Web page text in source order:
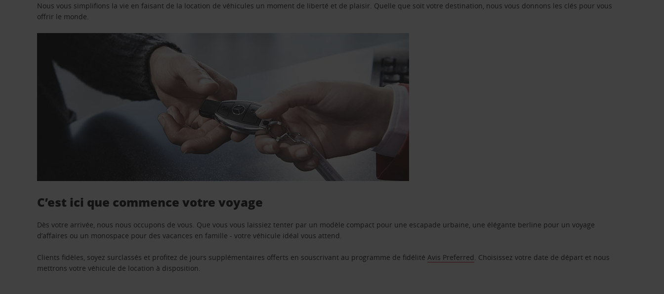
Nous vous simplifions la vie en faisant de la location de véhicules un moment de liberté et de plaisir. Quelle que soit votre destination, nous vous donnons les clés pour vous
offrir le monde.
C’est ici que commence votre voyage
Dès votre arrivée, nous nous occupons de vous. Que vous vous laissiez tenter par un modèle compact pour une escapade urbaine, une élégante berline pour un voyage
d’affaires ou un monospace pour des vacances en famille - votre véhicule idéal vous attend.
Clients fidèles, soyez surclassés et profitez de jours supplémentaires offerts en souscrivant au programme de fidélitéAvis Preferred. Choisissez votre date de départ et nous
mettrons votre véhicule de location à disposition.